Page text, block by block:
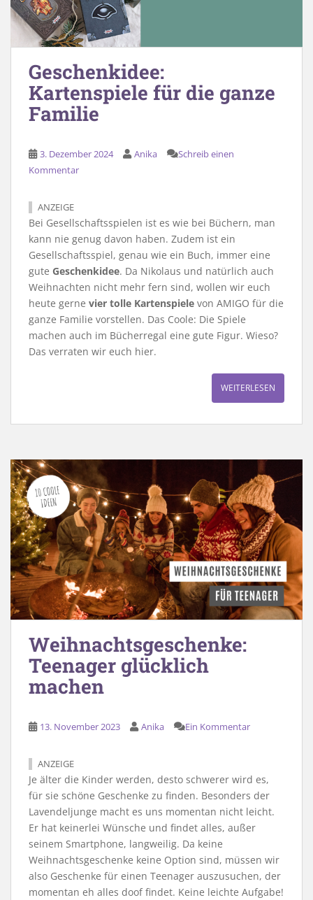
Geschenkidee:
Kartenspiele für die ganze
Familie
3. Dezember 2024 Anika
Schreib einen
Kommentar
ANZEIGE
Bei Gesellschaftsspielen ist es wie bei Büchern, man
kann nie genug davon haben. Zudem ist ein
Gesellschaftsspiel, genau wie ein Buch, immer eine
gute Geschenkidee. Da Nikolaus und natürlich auch
Weihnachten nicht mehr fern sind, wollen wir euch
heute gerne vier tolle Kartenspiele von AMIGO für die
ganze Familie vorstellen. Das Coole: Die Spiele
machen auch im Bücherregal eine gute Figur. Wieso?
Das verraten wir euch hier.
WEITERLESEN
Weihnachtsgeschenke:
Teenager glücklich
machen
13. November 2023 Anika Ein Kommentar
ANZEIGE
Je älter die Kinder werden, desto schwerer wird es,
für sie schöne Geschenke zu finden. Besonders der
Lavendeljunge macht es uns momentan nicht leicht.
Er hat keinerlei Wünsche und findet alles, außer
seinem Smartphone, langweilig. Da keine
Weihnachtsgeschenke keine Option sind, müssen wir
also Geschenke für einen Teenager auszusuchen, der
momentan eh alles doof findet. Keine leichte Aufgabe!